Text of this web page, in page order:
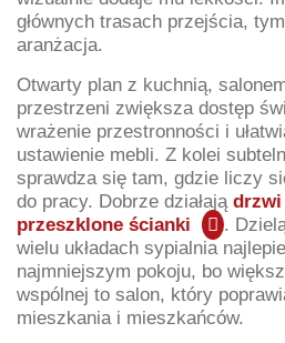
głównych trasach przejścia,
aranżacja.
Otwarty plan z kuchnią,
przestrzeni zwiększa dostęp
wrażenie przestronności i
ustawienie mebli. Z kolei
sprawdza się tam, gdzie liczy
do pracy. Dobrze działają drzwi
przeszklone ścianki
.
wielu układach sypialnia
najmniejszym pokoju, bo
wspólnej to salon, który
mieszkania i mieszkańców.